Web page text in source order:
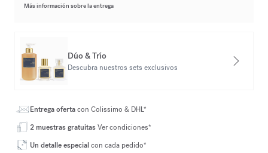
Más información sobre la entrega
Dúo & Trío
Descubra nuestros sets exclusivos
Entrega ofertacon Colissimo & DHL*
2 muestras gratuitasVer condiciones*
Un detalle especialcon cada pedido*